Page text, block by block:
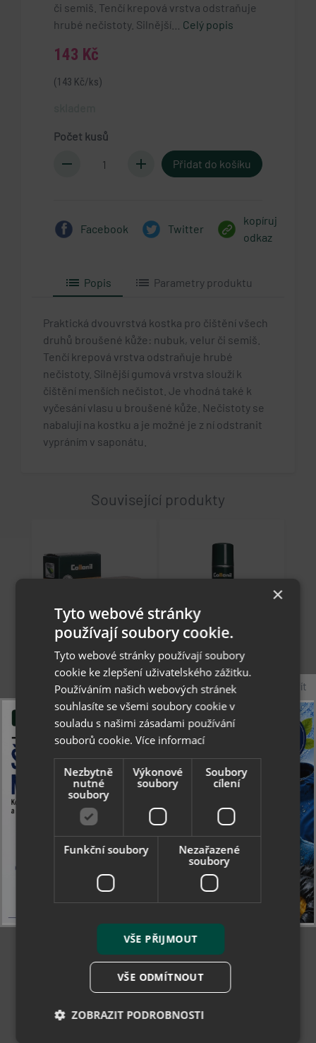
či semiš. Tenčí krepová vrstva odstraňuje
hrubé nečistoty. Silnější… Celý popis
143 Kč
(143 Kč/ks)
Počet kusů
remove add
Facebook Twitter
kopíruj
odkaz
list Popis list Parametry produktu
Praktická dvouvrstvá kostka pro čištění všech
druhů broušené kůže: nubuk, velur či semiš.
Tenčí krepová vrstva odstraňuje hrubé
nečistoty. Silnější gumová vrstva slouží k
čištění menších nečistot. Je vhodná také k
vyčesání vlasu u broušené kůže. Nečistoty se
nabalují na kostku a je možné je z ní odstranit
vypráním v saponátu.
Související produkty
Collonil Cleaner
Classic - čistící kostka
na nubuk, velur a
semiš
176 Kč
skladem
Collonil
Nubuk+Velours Classic
200 ml - vyživující
impregnace na
broušenou kůži
207 Kč
skladem
Zavřít
×
Tyto webové stránky
používají soubory cookie.
Tyto webové stránky používají soubory
cookie ke zlepšení uživatelského zážitku.
Používáním našich webových stránek
souhlasíte se všemi soubory cookie v
souladu s našimi zásadami používání
souborů cookie. Více informací
Nezbytně
nutné
soubory
Výkonové
soubory
Soubory
cílení
Funkční soubory
Nezařazené
soubory
VŠE PŘIJMOUT
VŠE ODMÍTNOUT
ZOBRAZIT PODROBNOSTI